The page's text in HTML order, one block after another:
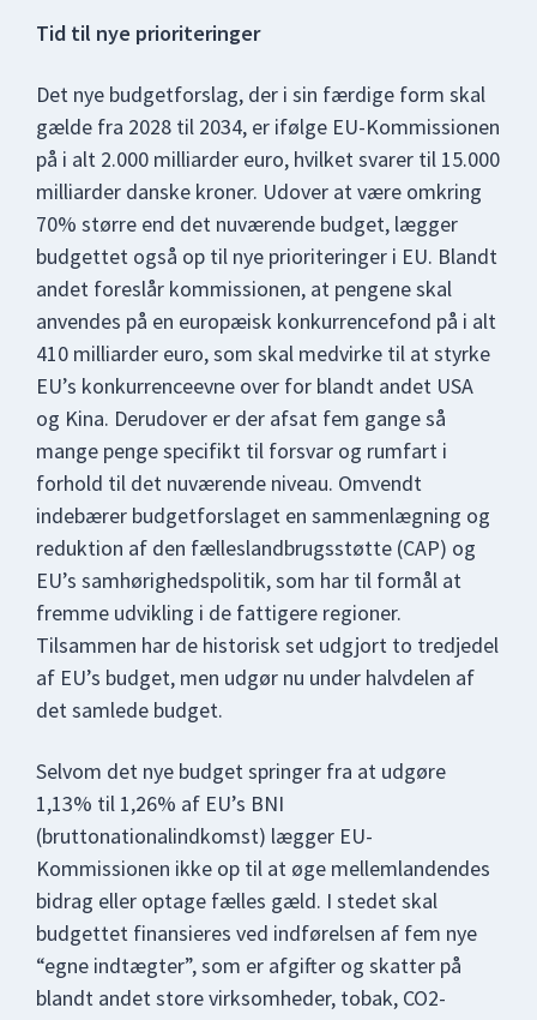
Tid til nye prioriteringer
Det nye budgetforslag, der i sin færdige form skal
gælde fra 2028 til 2034, er ifølge EU-Kommissionen
på i alt 2.000 milliarder euro, hvilket svarer til 15.000
milliarder danske kroner. Udover at være omkring
70% større end det nuværende budget, lægger
budgettet også op til nye prioriteringer i EU. Blandt
andet foreslår kommissionen, at pengene skal
anvendes på en europæisk konkurrencefond på i alt
410 milliarder euro, som skal medvirke til at styrke
EU’s konkurrenceevne over for blandt andet USA
og Kina. Derudover er der afsat fem gange så
mange penge specifikt til forsvar og rumfart i
forhold til det nuværende niveau. Omvendt
indebærer budgetforslaget en sammenlægning og
reduktion af den fælleslandbrugsstøtte (CAP) og
EU’s samhørighedspolitik, som har til formål at
fremme udvikling i de fattigere regioner.
Tilsammen har de historisk set udgjort to tredjedel
af EU’s budget, men udgør nu under halvdelen af
det samlede budget.
Selvom det nye budget springer fra at udgøre
1,13% til 1,26% af EU’s BNI
(bruttonationalindkomst) lægger EU-
Kommissionen ikke op til at øge mellemlandendes
bidrag eller optage fælles gæld. I stedet skal
budgettet finansieres ved indførelsen af fem nye
“egne indtægter”, som er afgifter og skatter på
blandt andet store virksomheder, tobak, CO2-